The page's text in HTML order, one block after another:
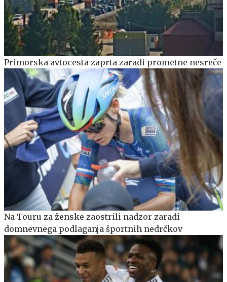
Primorska avtocesta zaprta zaradi prometne nesreče
Na Touru za ženske zaostrili nadzor zaradi
domnevnega podlaganja športnih nedrčkov